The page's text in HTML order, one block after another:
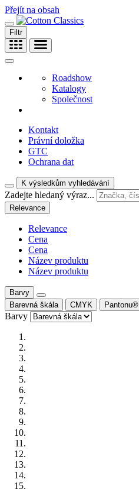
Přejít na obsah
Filtr
Roadshow
Katalogy
Společnost
Kontakt
Právní doložka
GTC
Ochrana dat
K výsledkům vyhledávání
Zadejte hledaný výraz...
Relevance
Relevance
Cena
Cena
Název produktu
Název produktu
Barvy
Barevná škála
CMYK Pantonu®
Barvy